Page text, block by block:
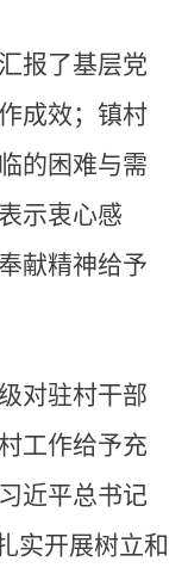
报了基层党
成效；镇村
的困难与需
示衷心感
献精神给予
对驻村干部
工作给予充
近平总书记
实开展树立和